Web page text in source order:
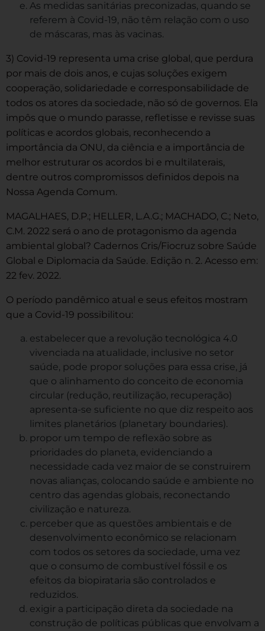
As medidas sanitárias preconizadas, quando se
referem à Covid-19, não têm relação com o uso
de máscaras, mas às vacinas.
3) Covid-19 representa uma crise global, que perdura
por mais de dois anos, e cujas soluções exigem
cooperação, solidariedade e corresponsabilidade de
todos os atores da sociedade, não só de governos. Ela
impôs que o mundo parasse, refletisse e revisse suas
políticas e acordos globais, reconhecendo a
importância da ONU, da ciência e a importância de
melhor estruturar os acordos bi e multilaterais,
dentre outros compromissos definidos depois na
Nossa Agenda Comum.
MAGALHAES, D.P.; HELLER, L.A.G.; MACHADO, C.; Neto,
C.M. 2022 será o ano de protagonismo da agenda
ambiental global? Cadernos Cris/Fiocruz sobre Saúde
Global e Diplomacia da Saúde. Edição n. 2. Acesso em:
22 fev. 2022.
O período pandêmico atual e seus efeitos mostram
que a Covid-19 possibilitou:
estabelecer que a revolução tecnológica 4.0
vivenciada na atualidade, inclusive no setor
saúde, pode propor soluções para essa crise, já
que o alinhamento do conceito de economia
circular (redução, reutilização, recuperação)
apresenta-se suficiente no que diz respeito aos
limites planetários (planetary boundaries).
propor um tempo de reflexão sobre as
prioridades do planeta, evidenciando a
necessidade cada vez maior de se construirem
novas alianças, colocando saúde e ambiente no
centro das agendas globais, reconectando
civilização e natureza.
perceber que as questões ambientais e de
desenvolvimento econômico se relacionam
com todos os setores da sociedade, uma vez
que o consumo de combustível fóssil e os
efeitos da biopirataria são controlados e
reduzidos.
exigir a participação direta da sociedade na
construção de políticas públicas que envolvam a